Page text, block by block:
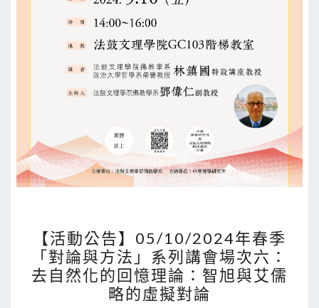
以
北
131】
《成
實
義
記
卷
主
要
線
索
動
公
告】
05/10/2024
【活動公告】05/10/2024年春季
「對論與方法」系列講會場次六：
去自然化的回憶理論：智旭與艾儒
略的虛擬對論